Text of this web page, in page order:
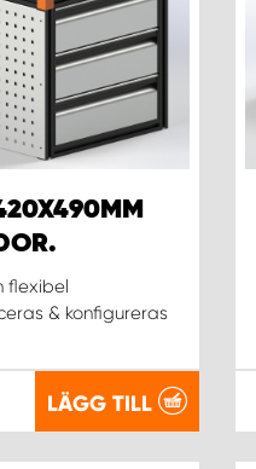
flexibel
& konfigureras
LÄGG TILL